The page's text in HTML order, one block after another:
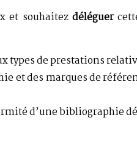
et souhaitez déléguer
types de prestations
et des marques de
d’une bibliographie